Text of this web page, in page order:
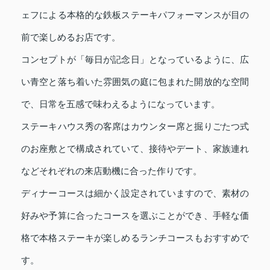
ェフによる本格的な鉄板ステーキパフォーマンスが目の
前で楽しめるお店です。
コンセプトが「毎日が記念日」となっているように、広
い青空と落ち着いた雰囲気の庭に包まれた開放的な空間
で、日常を五感で味わえるようになっています。
ステーキハウス秀の客席はカウンター席と掘りごたつ式
のお座敷とで構成されていて、接待やデート、家族連れ
などそれぞれの来店動機に合った作りです。
ディナーコースは細かく設定されていますので、素材の
好みや予算に合ったコースを選ぶことができ、手軽な価
格で本格ステーキが楽しめるランチコースもおすすめで
す。